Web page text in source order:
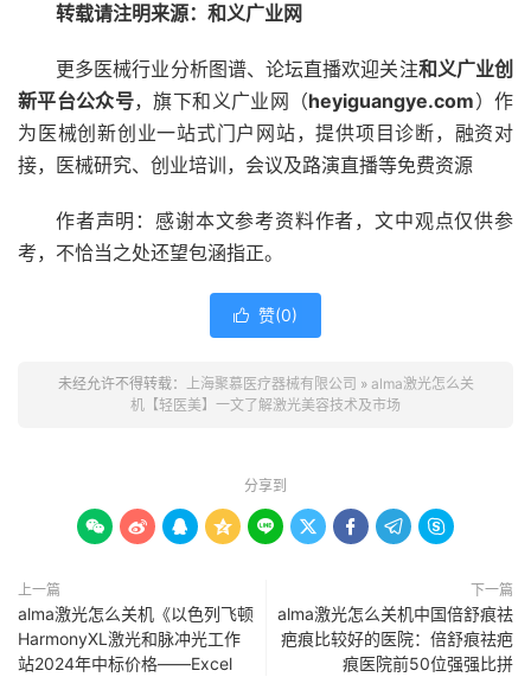
转载请注明来源：和义广业网
更多医械行业分析图谱、论坛直播欢迎关注和义广业创
新平台公众号，旗下和义广业网（heyiguangye.com）作
为医械创新创业一站式门户网站，提供项目诊断，融资对
接，医械研究、创业培训，会议及路演直播等免费资源
作者声明：感谢本文参考资料作者，文中观点仅供参
考，不恰当之处还望包涵指正。
 赞(0)
未经允许不得转载： 上海聚慕医疗器械有限公司 » alma激光怎么关
机【轻医美】一文了解激光美容技术及市场
分享到
        
上一篇
alma激光怎么关机《以色列飞顿
HarmonyXL激光和脉冲光工作
站2024年中标价格——Excel
下一篇
alma激光怎么关机中国倍舒痕祛
疤痕比较好的医院：倍舒痕祛疤
痕医院前50位强强比拼